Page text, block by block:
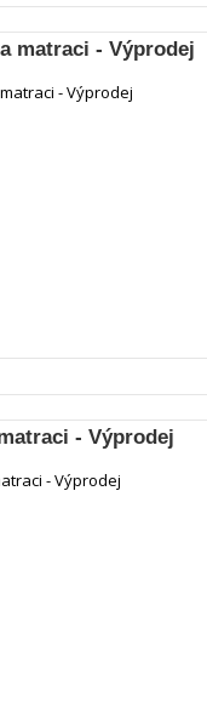
matraci - Výprodej
- Výprodej